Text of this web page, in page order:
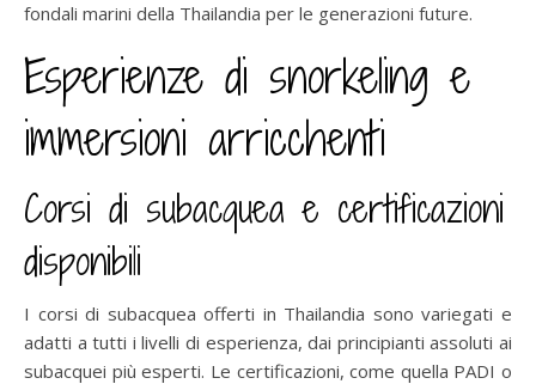
fondali marini della Thailandia per le generazioni future.
Esperienze di snorkeling e
immersioni arricchenti
Corsi di subacquea e certificazioni
disponibili
I corsi di subacquea offerti in Thailandia sono variegati e
adatti a tutti i livelli di esperienza, dai principianti assoluti ai
subacquei più esperti. Le certificazioni, come quella PADI o